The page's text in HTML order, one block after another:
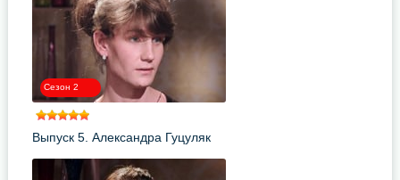
Сезон 2
Выпуск 5. Александра Гуцуляк